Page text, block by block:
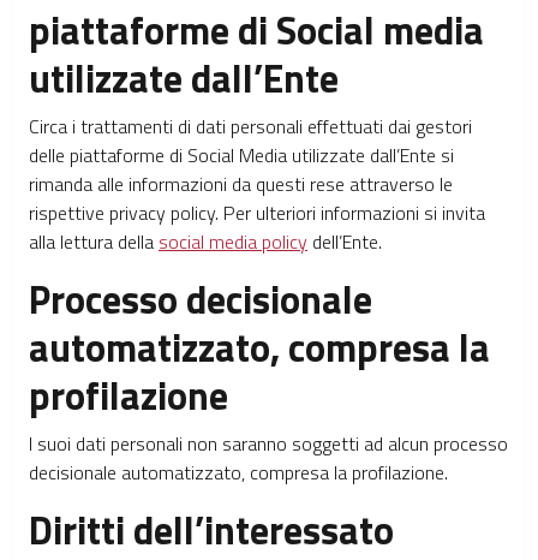
piattaforme di Social media
utilizzate dall’Ente
Circa i trattamenti di dati personali effettuati dai gestori
delle piattaforme di Social Media utilizzate dall’Ente si
rimanda alle informazioni da questi rese attraverso le
rispettive privacy policy. Per ulteriori informazioni si invita
alla lettura della social media policy dell’Ente.
Processo decisionale
automatizzato, compresa la
profilazione
I suoi dati personali non saranno soggetti ad alcun processo
decisionale automatizzato, compresa la profilazione.
Diritti dell’interessato